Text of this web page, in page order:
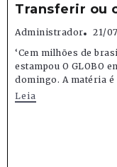
Transferir ou
Administrador
21/
‘Cem milhões de
estampou O GLOBO
domingo. A matéria é
Leia